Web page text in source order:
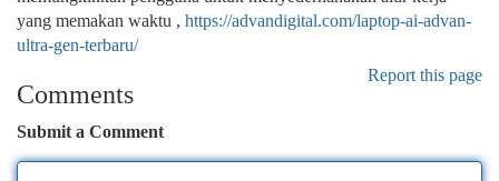
yang memakan waktu , https://advandigital.com/laptop-ai-advan-
ultra-gen-terbaru/
Report this page
Comments
Submit a Comment